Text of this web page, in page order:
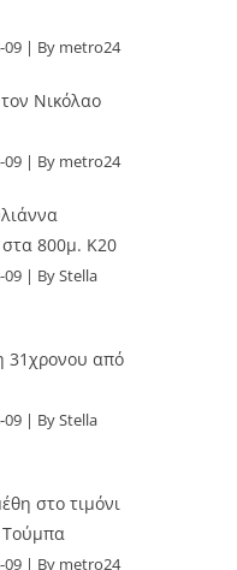
09 By metro24
Νικόλαο
09 By metro24
800μ. Κ20
09
By Stella
31χρονου από
09
By Stella
στο τιμόνι
Τούμπα
09 By metro24